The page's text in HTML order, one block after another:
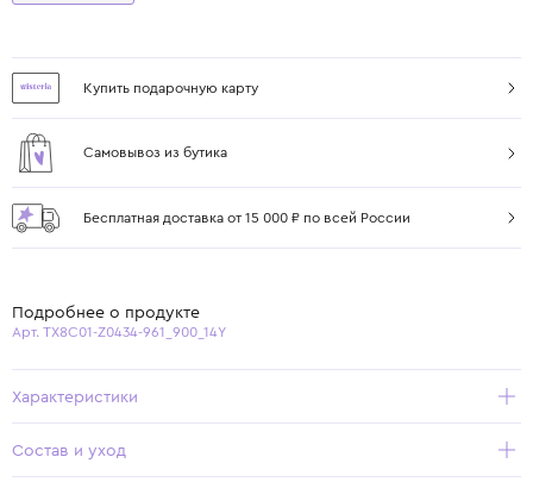
Купить подарочную карту
Самовывоз из бутика
Бесплатная доставка от 15 000 ₽ по всей России
Подробнее о продукте
Арт. TX8C01-Z0434-961_900_14Y
Характеристики
Состав и уход